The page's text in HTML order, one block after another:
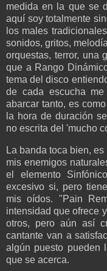
medida en la que se
aquí soy totalmente
los males
sonidos, gritos,
orquestas, terror, una
que a Rango
tema del disco
de cada escucha
abarcar tanto, es
la hora de duración
no escrita del 'mucho
La banda toca bien,
mis enemigos
el elemento
excesivo si, pero
mis oídos. "Pain
intensidad que ofrece
otros, pero aún así
cantante van a
algún puesto pueden
que se acerca.